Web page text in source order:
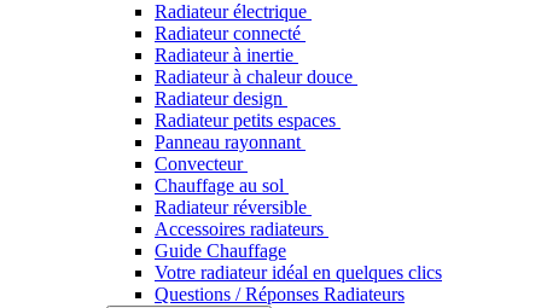
Radiateur électrique
Radiateur connecté
Radiateur à inertie
Radiateur à chaleur douce
Radiateur design
Radiateur petits espaces
Panneau rayonnant
Convecteur
Chauffage au sol
Radiateur réversible
Accessoires radiateurs
Guide Chauffage
Votre radiateur idéal en quelques clics
Questions / Réponses Radiateurs